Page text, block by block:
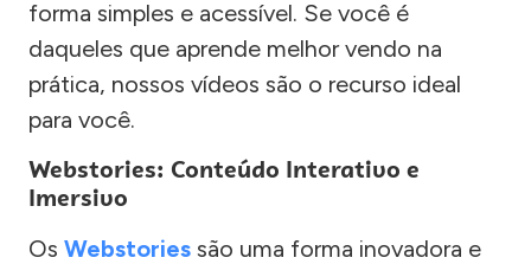
forma simples e acessível. Se você é
daqueles que aprende melhor vendo na
prática, nossos vídeos são o recurso ideal
para você.
Webstories: Conteúdo Interativo e
Imersivo
Os Webstories são uma forma inovadora e